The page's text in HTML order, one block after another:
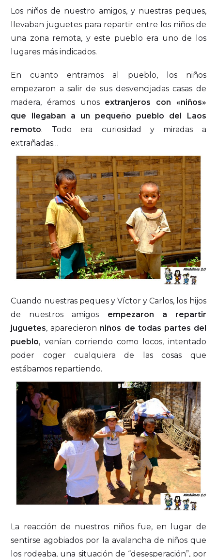
Los niños de nuestro amigos, y nuestras peques,
llevaban juguetes para repartir entre los niños de
una zona remota, y este pueblo era uno de los
lugares más indicados.
En cuanto entramos al pueblo, los niños
empezaron a salir de sus desvencijadas casas de
madera, éramos unos extranjeros con «niños»
que llegaban a un pequeño pueblo del Laos
remoto. Todo era curiosidad y miradas a
extrañadas…
Cuando nuestras peques y Víctor y Carlos, los hijos
de nuestros amigos empezaron a repartir
juguetes, aparecieron niños de todas partes del
pueblo, venían corriendo como locos, intentado
poder coger cualquiera de las cosas que
estábamos repartiendo.
La reacción de nuestros niños fue, en lugar de
sentirse agobiados por la avalancha de niños que
los rodeaba, una situación de “desesperación”, por